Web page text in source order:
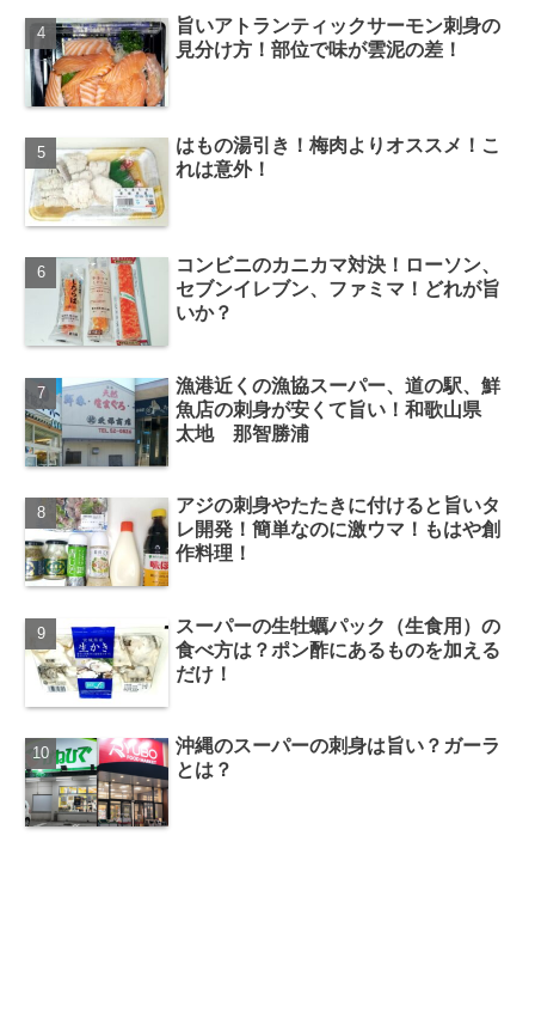
旨いアトランティックサーモン刺身の
見分け方！部位で味が雲泥の差！
はもの湯引き！梅肉よりオススメ！こ
れは意外！
コンビニのカニカマ対決！ローソン、
セブンイレブン、ファミマ！どれが旨
いか？
漁港近くの漁協スーパー、道の駅、鮮
魚店の刺身が安くて旨い！和歌山県
太地 那智勝浦
アジの刺身やたたきに付けると旨いタ
レ開発！簡単なのに激ウマ！もはや創
作料理！
スーパーの生牡蠣パック（生食用）の
食べ方は？ポン酢にあるものを加える
だけ！
沖縄のスーパーの刺身は旨い？ガーラ
とは？